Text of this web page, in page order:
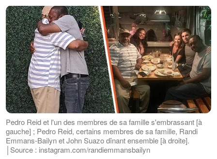
Pedro Reid et l'un des membres de sa famille s'embrassant [à
gauche] ; Pedro Reid, certains membres de sa famille, Randi
Emmans-Bailyn et John Suazo dînant ensemble [à droite].
│Source : instagram.com/randiemmansbailyn